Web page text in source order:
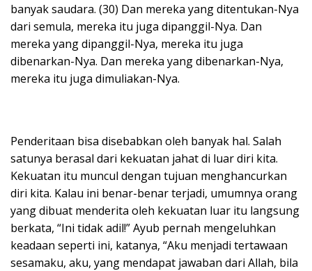
banyak saudara. (30) Dan mereka yang ditentukan-Nya
dari semula, mereka itu juga dipanggil-Nya. Dan
mereka yang dipanggil-Nya, mereka itu juga
dibenarkan-Nya. Dan mereka yang dibenarkan-Nya,
mereka itu juga dimuliakan-Nya.
Penderitaan bisa disebabkan oleh banyak hal. Salah
satunya berasal dari kekuatan jahat di luar diri kita.
Kekuatan itu muncul dengan tujuan menghancurkan
diri kita. Kalau ini benar-benar terjadi, umumnya orang
yang dibuat menderita oleh kekuatan luar itu langsung
berkata, “Ini tidak adil!” Ayub pernah mengeluhkan
keadaan seperti ini, katanya, “Aku menjadi tertawaan
sesamaku, aku, yang mendapat jawaban dari Allah, bila